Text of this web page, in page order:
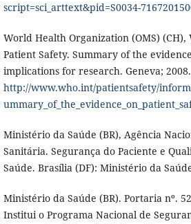
script=sci_arttext&pid=S0034-
World Health Organization (OMS)
Patient Safety. Summary of the
implications for research. Geneva;
http://www.who.int/patientsafety/
Ministério da Saúde (BR), Agência
Sanitária. Segurança do Paciente e
Saúde. Brasília (DF): Ministério da
Ministério da Saúde (BR). Portaria nº.
Institui o Programa Nacional de